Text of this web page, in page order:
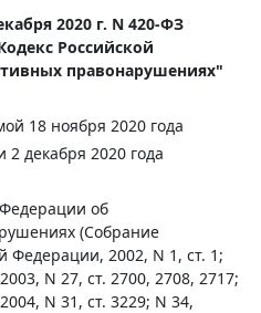
2020 г. N 420-ФЗ
Российской
правонарушениях"
18 ноября 2020 года
декабря 2020 года
об
(Собрание
Федерации, 2002, N 1, ст. 1;
N 27, ст. 2700, 2708, 2717;
N 31, ст. 3229; N 34,